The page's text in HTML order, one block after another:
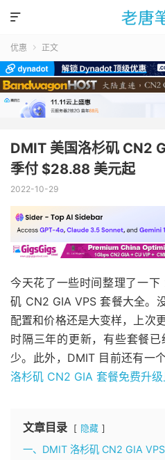

优惠  正文
DMIT 美国洛杉矶 CN2
季付 $28.88 美元起
2022-10-29
今天花了一些时间整理了一
矶 CN2 GIA VPS 套餐大全。
配置和价格还是大变样，上次
时隔三年的更新，有些套餐
少。此外，DMIT 目前还有一
洛杉矶 CN2 GIA 套餐免费升
文章目录 隐藏
一、DMIT 洛杉矶 CN2 GIA